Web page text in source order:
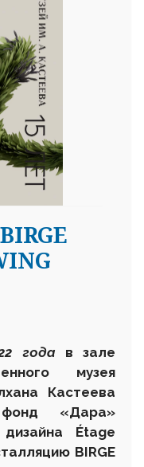
года в зале
музея
Кастеева
фонд «Дара»
Étage
BIRGE